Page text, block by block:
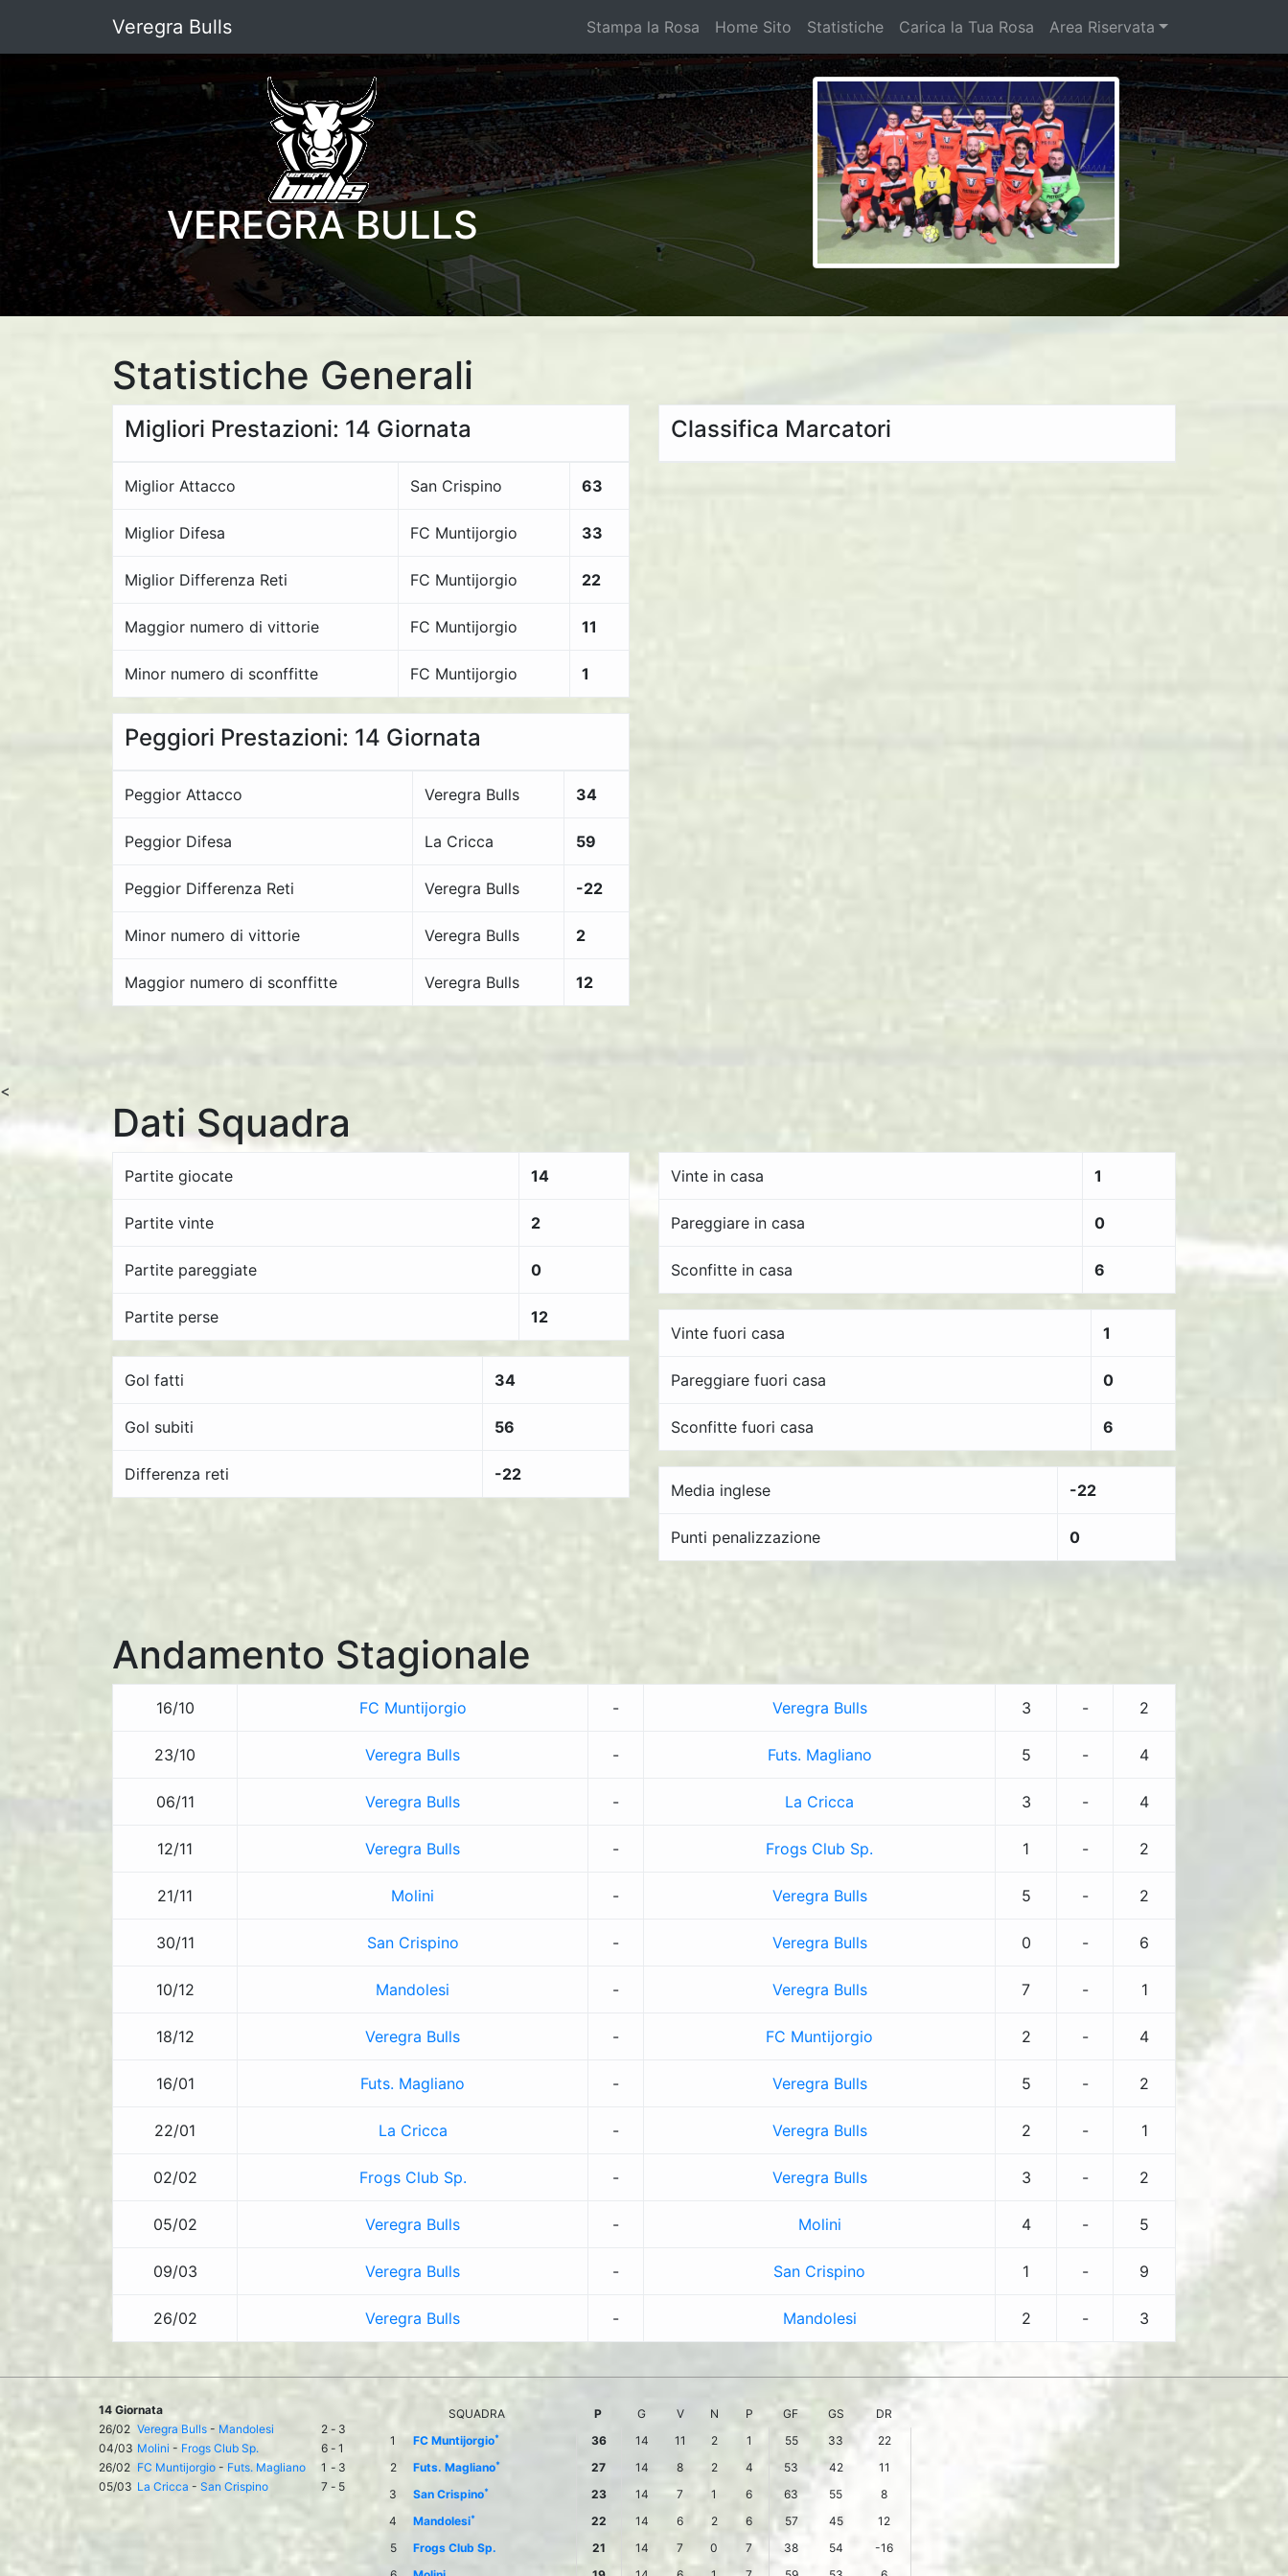
Veregra Bulls Stampa la Rosa Home Sito Statistiche Carica la Tua Rosa Area Riservata
VEREGRA BULLS
Statistiche Generali
Migliori Prestazioni: 14 Giornata
Miglior Attacco San Crispino 63
Miglior Difesa FC Muntijorgio 33
Miglior Differenza Reti FC Muntijorgio 22
Maggior numero di vittorie FC Muntijorgio 11
Minor numero di sconffitte FC Muntijorgio 1
Peggiori Prestazioni: 14 Giornata
Peggior Attacco Veregra Bulls 34
Peggior Difesa La Cricca 59
Peggior Differenza Reti Veregra Bulls -22
Minor numero di vittorie Veregra Bulls 2
Maggior numero di sconffitte Veregra Bulls 12
Classifica Marcatori
<
Dati Squadra
Partite giocate 14
Partite vinte 2
Partite pareggiate 0
Partite perse 12
Gol fatti 34
Gol subiti 56
Differenza reti -22
Vinte in casa 1
Pareggiare in casa 0
Sconfitte in casa 6
Vinte fuori casa 1
Pareggiare fuori casa 0
Sconfitte fuori casa 6
Media inglese -22
Punti penalizzazione 0
Andamento Stagionale
16/10 FC Muntijorgio - Veregra Bulls 3 - 2
23/10 Veregra Bulls - Futs. Magliano 5 - 4
06/11 Veregra Bulls - La Cricca 3 - 4
12/11 Veregra Bulls - Frogs Club Sp. 1 - 2
21/11 Molini - Veregra Bulls 5 - 2
30/11 San Crispino - Veregra Bulls 0 - 6
10/12 Mandolesi - Veregra Bulls 7 - 1
18/12 Veregra Bulls - FC Muntijorgio 2 - 4
16/01 Futs. Magliano - Veregra Bulls 5 - 2
22/01 La Cricca - Veregra Bulls 2 - 1
02/02 Frogs Club Sp. - Veregra Bulls 3 - 2
05/02 Veregra Bulls - Molini 4 - 5
09/03 Veregra Bulls - San Crispino 1 - 9
26/02 Veregra Bulls - Mandolesi 2 - 3
14 Giornata
26/02 Veregra Bulls - Mandolesi 2 - 3
04/03 Molini - Frogs Club Sp. 6 - 1
26/02 FC Muntijorgio - Futs. Magliano 1 - 3
05/03 La Cricca - San Crispino 7 - 5
SQUADRA P G V N P GF GS
DR
1
FC Muntijorgio* 36 14 11 2 1 55 33
22
2
Futs. Magliano* 27 14 8 2 4 53 42
11
3
San Crispino* 23 14 7 1 6 63 55
8
4
Mandolesi* 22 14 6 2 6 57 45
12
5
Frogs Club Sp. 21 14 7 0 7 38 54
-16